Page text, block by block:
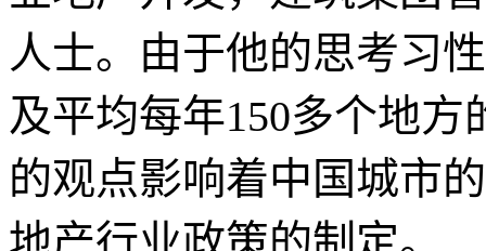
超常规思维方式才能找
重要的是他追求“适度”
贯通并与西方哲学结合
着他的战略定位策划体